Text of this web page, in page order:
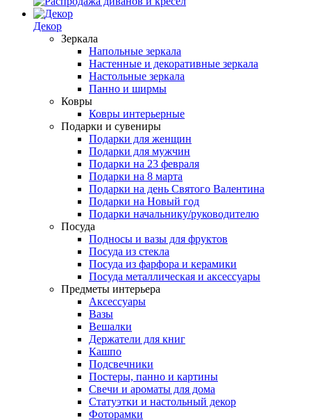
Декор
Зеркала
Напольные зеркала
Настенные и декоративные зеркала
Настольные зеркала
Панно и ширмы
Ковры
Ковры интерьерные
Подарки и сувениры
Подарки для женщин
Подарки для мужчин
Подарки на 23 февраля
Подарки на 8 марта
Подарки на день Святого Валентина
Подарки на Новый год
Подарки начальнику/руководителю
Посуда
Подносы и вазы для фруктов
Посуда из стекла
Посуда из фарфора и керамики
Посуда металлическая и аксессуары
Предметы интерьера
Аксессуары
Вазы
Вешалки
Держатели для книг
Кашпо
Подсвечники
Постеры, панно и картины
Свечи и ароматы для дома
Статуэтки и настольный декор
Фоторамки